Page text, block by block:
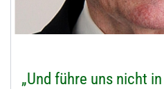
„Und führe uns nicht